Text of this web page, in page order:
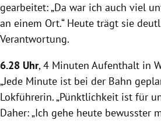
gearbeitet: „Da war ich auch viel
an einem Ort.“ Heute trägt sie
Verantwortung.
6.28 Uhr, 4 Minuten Aufenthalt in
„Jede Minute ist bei der Bahn
Lokführerin. „Pünktlichkeit ist für
Daher: „Ich gehe heute bewusster